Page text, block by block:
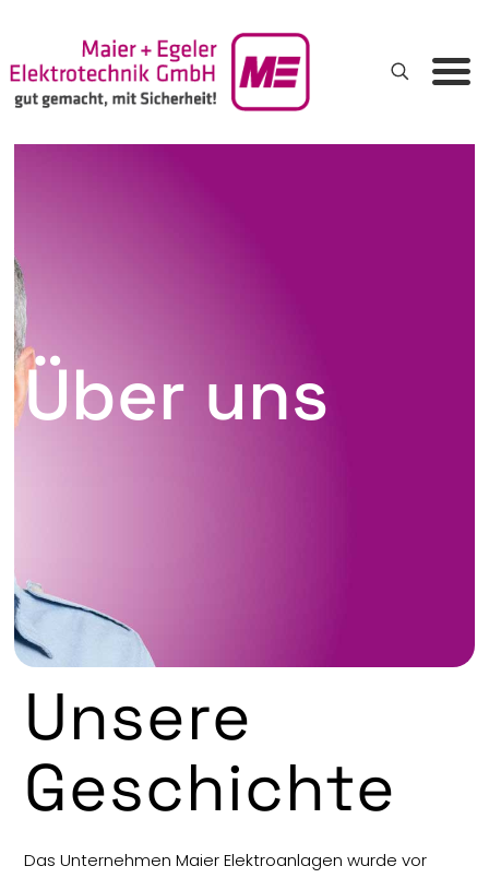
Über uns
Unsere
Geschichte
Das Unternehmen Maier Elektroanlagen wurde vor